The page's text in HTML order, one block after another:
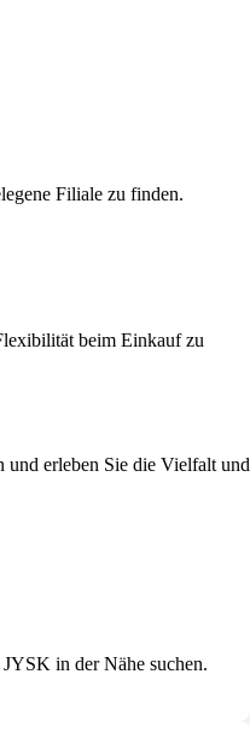
Filiale zu finden.
beim Einkauf zu
erleben Sie die Vielfalt und
in der Nähe suchen.